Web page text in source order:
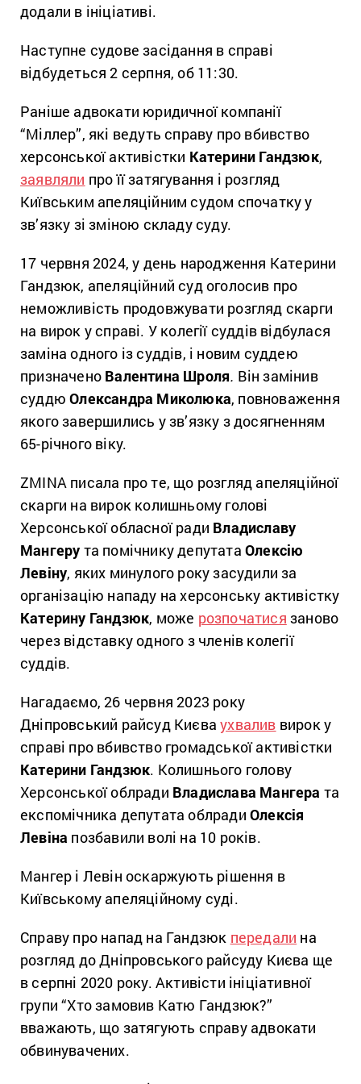
додали в ініціативі.
Наступне судове засідання в справі
відбудеться 2 серпня, об 11:30.
Раніше адвокати юридичної компанії
“Міллер”, які ведуть справу про вбивство
херсонської активістки Катерини Гандзюк,
заявляли про її затягування і розгляд
Київським апеляційним судом спочатку у
зв’язку зі зміною складу суду.
17 червня 2024, у день народження Катерини
Гандзюк, апеляційний суд оголосив про
неможливість продовжувати розгляд скарги
на вирок у справі. У колегії суддів відбулася
заміна одного із суддів, і новим суддею
призначено Валентина Шроля. Він замінив
суддюОлександра Миколюка, повноваження
якого завершились у зв’язку з досягненням
65-річного віку.
ZMINA писала про те, що розгляд апеляційної
скарги на вирок колишньому голові
Херсонської обласної ради Владиславу
Мангеру та помічнику депутатаОлексію
Левіну, яких минулого року засудили за
організацію нападу на херсонську активістку
Катерину Гандзюк, може розпочатися заново
через відставку одного з членів колегії
суддів.
Нагадаємо, 26 червня 2023 року
Дніпровський райсуд Києваухвалив вирок у
справі про вбивство громадської активістки
Катерини Гандзюк. Колишнього голову
Херсонської облради Владислава Мангера та
експомічника депутата облради Олексія
Левіна позбавили волі на 10 років.
Мангер і Левін оскаржують рішення в
Київському апеляційному суді.
Справу про напад на Гандзюк передали на
розгляд до Дніпровського райсуду Києва ще
в серпні 2020 року. Активісти ініціативної
групи “Хто замовив Катю Гандзюк?”
вважають, що затягують справу адвокати
обвинувачених.